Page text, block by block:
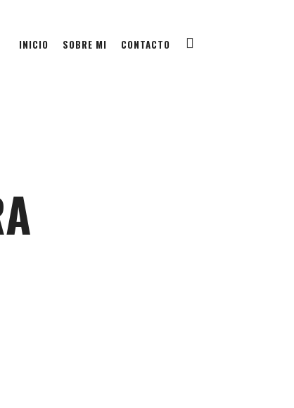
INICIO SOBRE MI CONTACTO